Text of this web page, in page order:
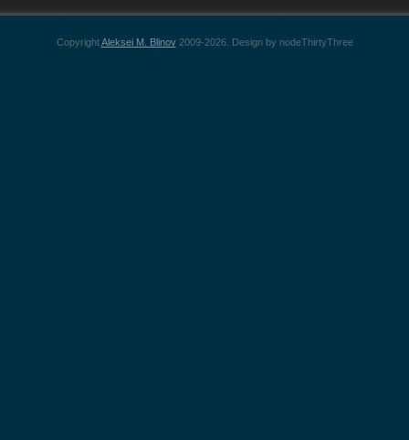
CopyrightAleksei M. Blinov2009-2026. Design by nodeThirtyThree